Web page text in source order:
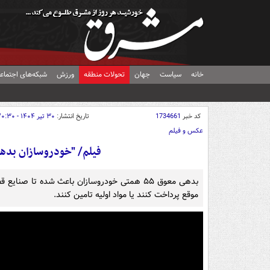
خانه سیاست جهان تحولات منطقه ورزش شبکه‌های
کد خبر 1734661 تاریخ انتشار: ۳۰ تیر ۱۴۰۴ - ۲۰:۳۰
عکس و فیلم
فیلم/ "خودروسازان
بدهی معوق ۵۵ همتی خودروسازان باعث شده تا
موقع پرداخت کنند یا مواد اولیه تامین کنند.